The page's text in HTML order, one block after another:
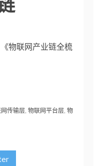
物联网产业链全梳
传输层 物联网平台层 物